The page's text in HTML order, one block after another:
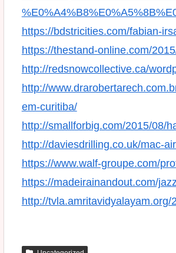
https://bdstricities.com/fabian-
https://thestand-online.com/
http://redsnowcollective.ca/
http://
em-curitiba/
http://smallforbig.com/2015/08/
http://daviesdrilling.co.uk/mac-
https://www.walf-groupe.com/
https://madeirainandout.com/
http://